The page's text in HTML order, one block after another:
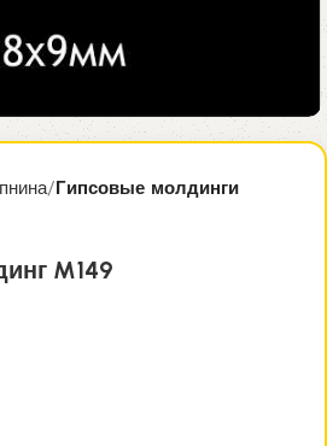
Гипсовые молдинги
M149